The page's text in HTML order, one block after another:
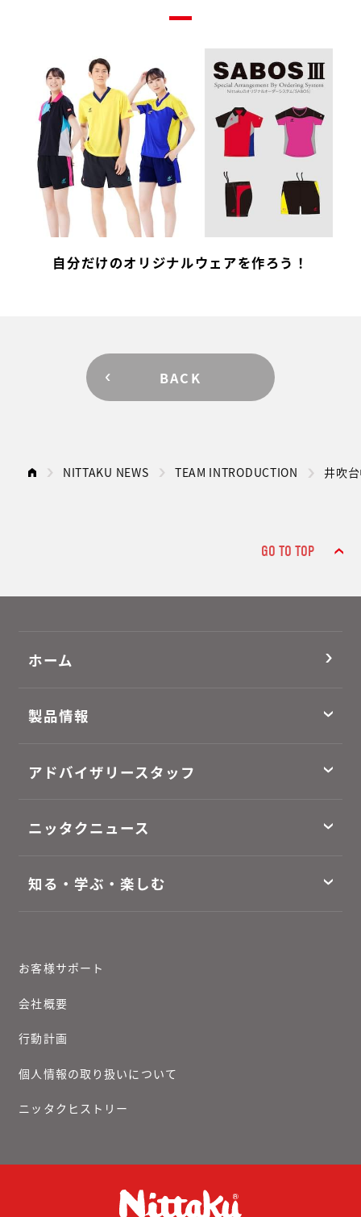
自分だけのオリジナルウェアを作ろう！
BACK
NITTAKU NEWS TEAM INTRODUCTION 井吹
GO TO TOP
ホーム
製品情報
アドバイザリースタッフ
ニッタクニュース
知る・学ぶ・楽しむ
お客様サポート
会社概要
行動計画
個人情報の取り扱いについて
ニッタクヒストリー